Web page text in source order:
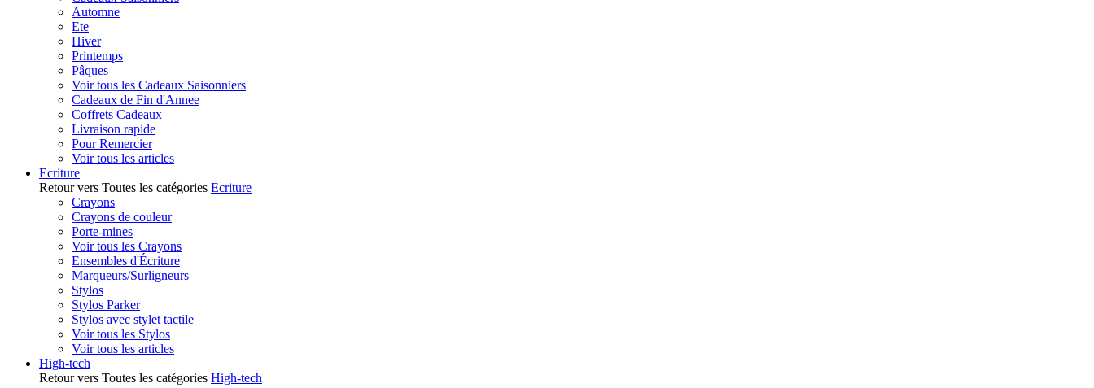
Automne
Ete
Hiver
Printemps
Pâques
Voir tous les Cadeaux Saisonniers
Cadeaux de Fin d'Annee
Coffrets Cadeaux
Livraison rapide
Pour Remercier
Voir tous les articles
Ecriture
Retour vers Toutes les catégories Ecriture
Crayons
Crayons de couleur
Porte-mines
Voir tous les Crayons
Ensembles d'Écriture
Marqueurs/Surligneurs
Stylos
Stylos Parker
Stylos avec stylet tactile
Voir tous les Stylos
Voir tous les articles
High-tech
Retour vers Toutes les catégories High-tech